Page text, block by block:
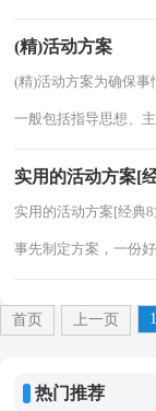
(精)活动方案
(精)活动方案为确保
一般包括指导思想、
实用的活动方案[
实用的活动方案[经典
事先制定方案，一份
首页 上一页 1
热门推荐